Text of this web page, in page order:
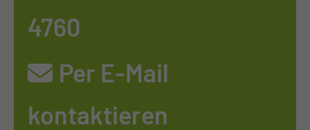
4760
Per E-Mail
kontaktieren